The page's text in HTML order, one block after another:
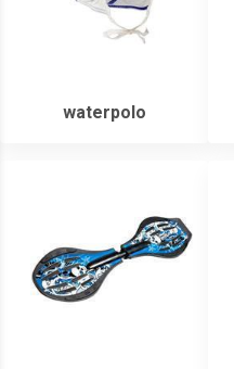
waterpolo